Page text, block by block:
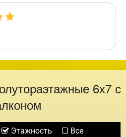
6х7 с
Этажность Все